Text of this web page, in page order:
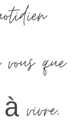
que
vivre,